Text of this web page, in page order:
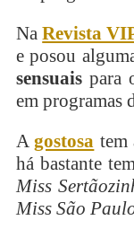
NaRevista
e posou
sensuais para
em programas
Agostosa tem
há bastante
Miss
Miss São